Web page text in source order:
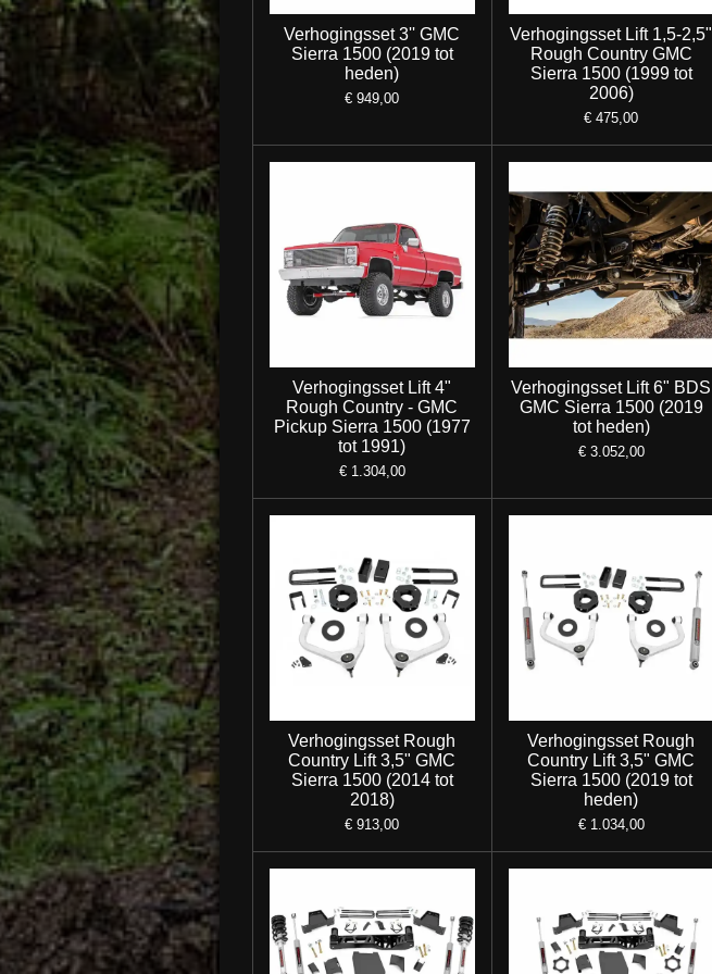
Verhogingsset 3'' GMC
Sierra 1500 (2019 tot
heden)
€ 949,00
Verhogingsset Lift 1,5-2,5"
Rough Country GMC
Sierra 1500 (1999 tot
2006)
€ 475,00
Verhogingsset Lift 4"
Rough Country - GMC
Pickup Sierra 1500 (1977
tot 1991)
€ 1.304,00
Verhogingsset Lift 6" BDS
GMC Sierra 1500 (2019
tot heden)
€ 3.052,00
Verhogingsset Rough
Country Lift 3,5" GMC
Sierra 1500 (2014 tot
2018)
€ 913,00
Verhogingsset Rough
Country Lift 3,5" GMC
Sierra 1500 (2019 tot
heden)
€ 1.034,00